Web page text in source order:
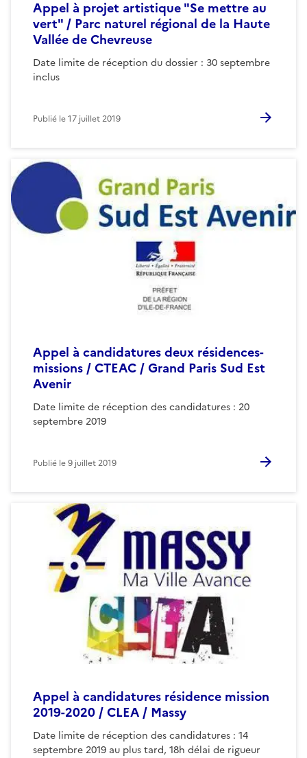
Appel à projet artistique "Se mettre au
vert" / Parc naturel régional de la Haute
Vallée de Chevreuse
Date limite de réception du dossier : 30 septembre
inclus
Publié le17 juillet 2019
Appel à candidatures deux résidences-
missions / CTEAC / Grand Paris Sud Est
Avenir
Date limite de réception des candidatures : 20
septembre 2019
Publié le9 juillet 2019
Appel à candidatures résidence mission
2019-2020 / CLEA / Massy
Date limite de réception des candidatures : 14
septembre 2019 au plus tard, 18h délai de rigueur